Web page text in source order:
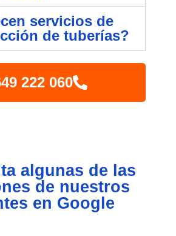
servicios de
de tuberías?
222 060
algunas de las
de nuestros
en Google